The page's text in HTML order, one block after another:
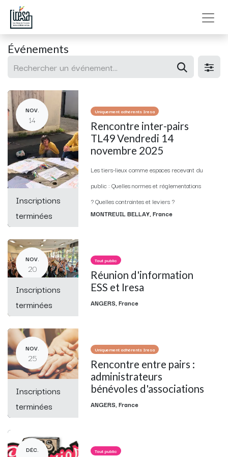
Événements
NOV.
14
Inscriptions
terminées
Uniquement adhérents Iresa
Rencontre inter-pairs
TL49 Vendredi 14
novembre 2025
Les tiers-lieux comme espaces recevant du
public : Quelles normes et réglementations
? Quelles contraintes et leviers ?
MONTREUIL BELLAY,France
NOV.
20
Inscriptions
terminées
Tout public
Réunion d'information
ESS et Iresa
ANGERS,France
NOV.
25
Inscriptions
terminées
Uniquement adhérents Iresa
Rencontre entre pairs :
administrateurs
bénévoles d'associations
ANGERS,France
DÉC. Tout public